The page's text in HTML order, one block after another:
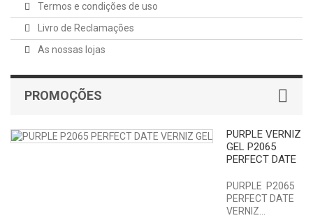
Termos e condições de uso
Livro de Reclamações
As nossas lojas
PROMOÇÕES
PURPLE VERNIZ
GEL P2065
PERFECT DATE
PURPLE P2065
PERFECT DATE
VERNIZ...